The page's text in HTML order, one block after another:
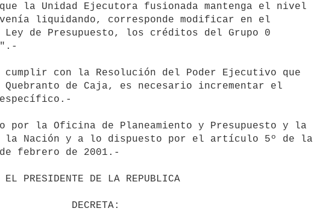
la Unidad Ejecutora fusionada mantenga el nivel
liquidando, corresponde modificar en el
de Presupuesto, los créditos del Grupo 0
con la Resolución del Poder Ejecutivo que
de Caja, es necesario incrementar el
por la Oficina de Planeamiento y Presupuesto y la
la Nación y a lo dispuesto por el artículo 5º de la
febrero de 2001.-